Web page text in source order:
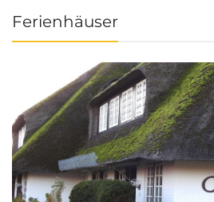
Ferienhäuser